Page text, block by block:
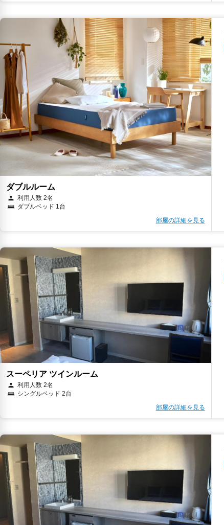
ダブルルーム
利用人数 2名
ダブルベッド 1台
部屋の詳細を見る
スーペリア ツインルーム
利用人数 2名
シングルベッド 2台
部屋の詳細を見る